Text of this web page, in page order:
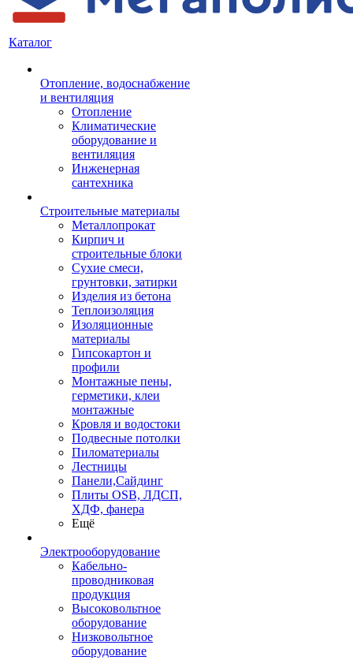
Каталог
Отопление, водоснабжение
и вентиляция
Отопление
Климатические
оборудование и
вентиляция
Инженерная
сантехника
Строительные материалы
Металлопрокат
Кирпич и
строительные блоки
Сухие смеси,
грунтовки, затирки
Изделия из бетона
Теплоизоляция
Изоляционные
материалы
Гипсокартон и
профили
Монтажные пены,
герметики, клеи
монтажные
Кровля и водостоки
Подвесные потолки
Пиломатериалы
Лестницы
Панели,Сайдинг
Плиты OSB, ЛДСП,
ХДФ, фанера
Ещё
Электрооборудование
Кабельно-
проводниковая
продукция
Высоковольтное
оборудование
Низковольтное
оборудование